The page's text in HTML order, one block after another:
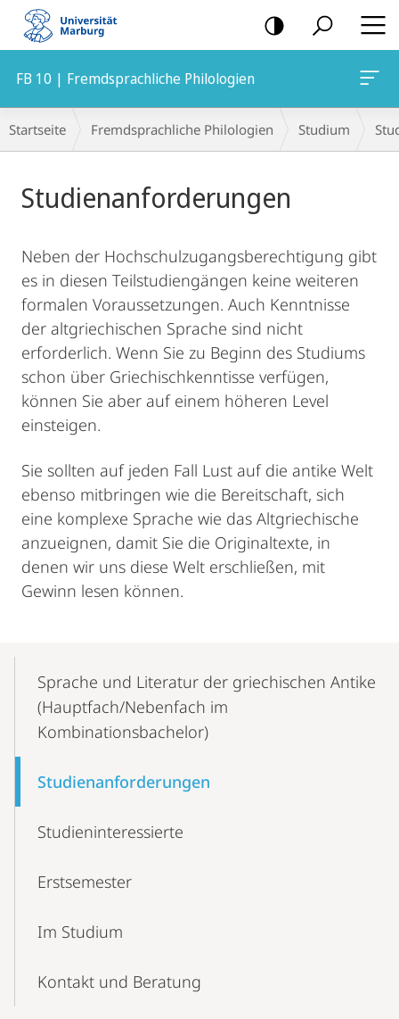
Mobile-
Navigation
FB 10 | Fremdsprachliche Philologien
Breadcrumb-
Navigation
Startseite Fremdsprachliche Philologien Studium
Studienanforderungen
Neben der Hochschulzugangsberechtigung gibt
es in diesen Teilstudiengängen keine weiteren
formalen Voraussetzungen. Auch Kenntnisse
der altgriechischen Sprache sind nicht
erforderlich. Wenn Sie zu Beginn des Studiums
schon über Griechischkenntisse verfügen,
können Sie aber auf einem höheren Level
einsteigen.
Sie sollten auf jeden Fall Lust auf die antike Welt
ebenso mitbringen wie die Bereitschaft, sich
eine komplexe Sprache wie das Altgriechische
anzueignen, damit Sie die Originaltexte, in
denen wir uns diese Welt erschließen, mit
Gewinn lesen können.
NavigationSprache und Literatur der griechischen Antike
(Hauptfach/Nebenfach im
Kombinationsbachelor)
Studienanforderungen
Studieninteressierte
Erstsemester
Im Studium
Kontakt und Beratung